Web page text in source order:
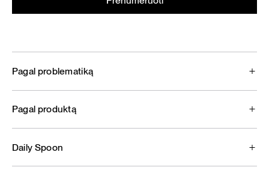
Pagal problematiką
Pagal produktą
Daily Spoon